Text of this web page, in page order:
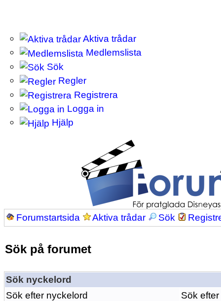
Aktiva trådar
Medlemslista
Sök
Regler
Registrera
Logga in
Hjälp
Forumstartsida Aktiva trådar Sök
Sök på forumet
Sök nyckelord
Sök efter nyckelord
Sök